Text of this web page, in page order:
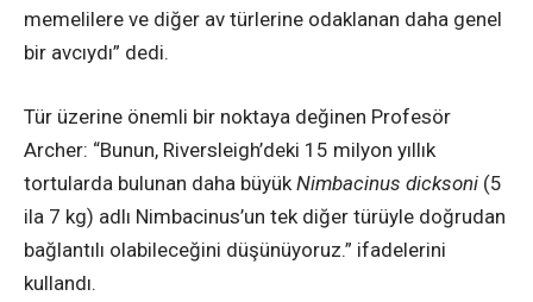
memelilere ve diğer av türlerine odaklanan daha genel
bir avcıydı” dedi.
Tür üzerine önemli bir noktaya değinen Profesör
Archer: “Bunun, Riversleigh’deki 15 milyon yıllık
tortularda bulunan daha büyük Nimbacinus dicksoni (5
ila 7 kg) adlı Nimbacinus’un tek diğer türüyle doğrudan
bağlantılı olabileceğini düşünüyoruz.” ifadelerini
kullandı.